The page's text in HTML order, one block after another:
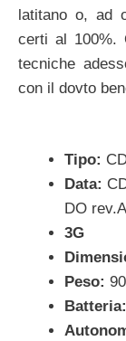
latitano o, ad
certi al 100%.
tecniche
con il dovto
Tipo:
Data:
DO rev.A
3G
Peso:
Batteria: